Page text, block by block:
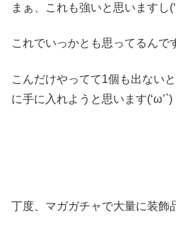
まぁ、これも強いと思いますし
これでいっかとも思ってるんで
こんだけやってて1個も出ない
に手に入れようと思います(‘ω’`)
丁度、マガガチャで大量に装飾